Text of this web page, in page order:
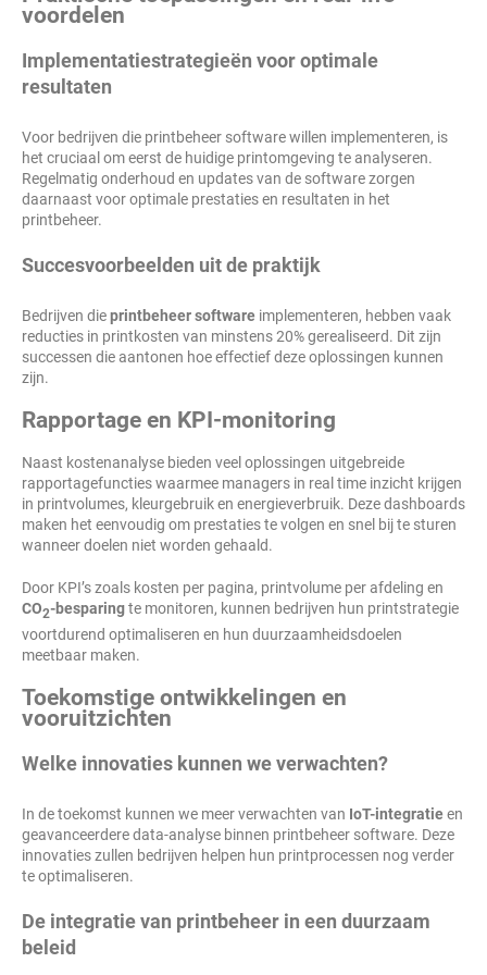
voordelen
Implementatiestrategieën voor optimale
resultaten
Voor bedrijven die printbeheer software willen implementeren, is
het cruciaal om eerst de huidige printomgeving te analyseren.
Regelmatig onderhoud en updates van de software zorgen
daarnaast voor optimale prestaties en resultaten in het
printbeheer.
Succesvoorbeelden uit de praktijk
Bedrijven dieprintbeheer software implementeren, hebben vaak
reducties in printkosten van minstens 20% gerealiseerd. Dit zijn
successen die aantonen hoe effectief deze oplossingen kunnen
zijn.
Rapportage en KPI-monitoring
Naast kostenanalyse bieden veel oplossingen uitgebreide
rapportagefuncties waarmee managers in real time inzicht krijgen
in printvolumes, kleurgebruik en energieverbruik. Deze dashboards
maken het eenvoudig om prestaties te volgen en snel bij te sturen
wanneer doelen niet worden gehaald.
Door KPI’s zoals kosten per pagina, printvolume per afdeling en
CO2-besparingte monitoren, kunnen bedrijven hun printstrategie
voortdurend optimaliseren en hun duurzaamheidsdoelen
meetbaar maken.
Toekomstige ontwikkelingen en
vooruitzichten
Welke innovaties kunnen we verwachten?
In de toekomst kunnen we meer verwachten van IoT-integratieen
geavanceerdere data-analyse binnen printbeheer software. Deze
innovaties zullen bedrijven helpen hun printprocessen nog verder
te optimaliseren.
De integratie van printbeheer in een duurzaam
beleid